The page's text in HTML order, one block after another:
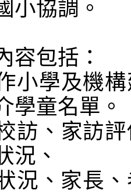
小協調。
容包括：
小學及機
學童名單。
訪、家訪
況、